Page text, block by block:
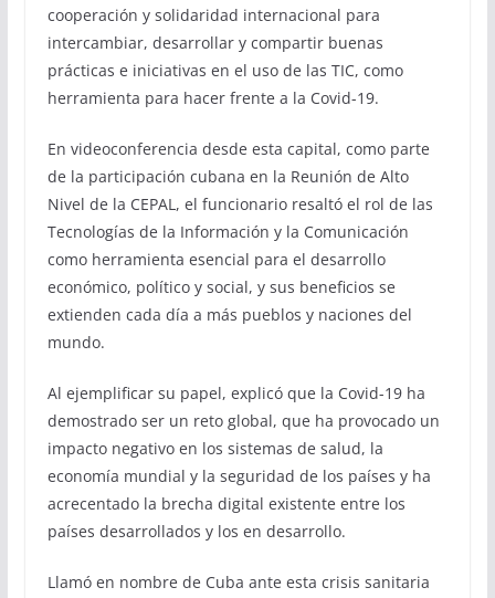
cooperación y solidaridad internacional para
intercambiar, desarrollar y compartir buenas
prácticas e iniciativas en el uso de las TIC, como
herramienta para hacer frente a la Covid-19.
En videoconferencia desde esta capital, como parte
de la participación cubana en la Reunión de Alto
Nivel de la CEPAL, el funcionario resaltó el rol de las
Tecnologías de la Información y la Comunicación
como herramienta esencial para el desarrollo
económico, político y social, y sus beneficios se
extienden cada día a más pueblos y naciones del
mundo.
Al ejemplificar su papel, explicó que la Covid-19 ha
demostrado ser un reto global, que ha provocado un
impacto negativo en los sistemas de salud, la
economía mundial y la seguridad de los países y ha
acrecentado la brecha digital existente entre los
países desarrollados y los en desarrollo.
Llamó en nombre de Cuba ante esta crisis sanitaria